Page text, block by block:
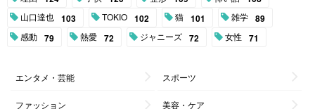
山口達也 103 TOKIO 102 猫 101 雑学 89
感動 79 熱愛 72 ジャニーズ 72 女性 71
エンタメ・芸能 スポーツ
ファッション 美容・ケア